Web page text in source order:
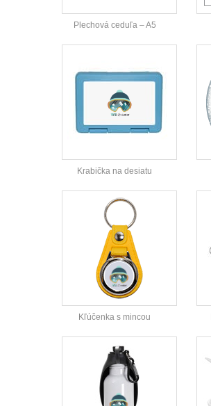
Plechová ceduľa – A5
Krabička na desiatu
Kľúčenka s mincou